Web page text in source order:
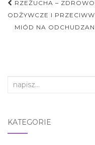
Nawigacja
postu
RZEŻUCHA –
ODŻYWCZE I
MIÓD NA
Search
KATEGORIE